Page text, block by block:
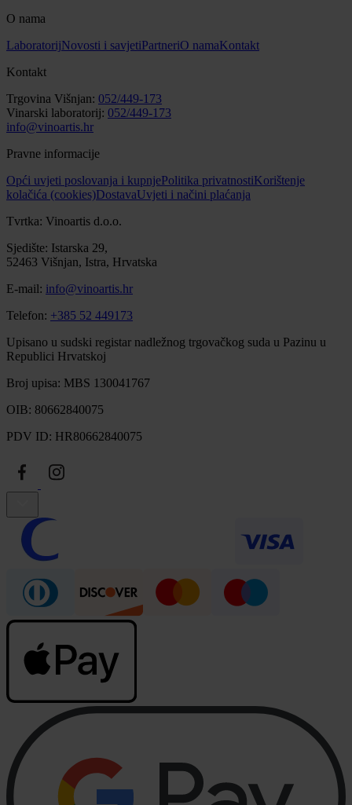
O nama
LaboratorijNovosti i savjetiPartneriO namaKontakt
Kontakt
Trgovina Višnjan: 052/449-173
Vinarski laboratorij: 052/449-173
info@vinoartis.hr
Pravne informacije
Opći uvjeti poslovanja i kupnjePolitika privatnostiKorištenje
kolačića (cookies)DostavaUvjeti i načini plaćanja
Tvrtka: Vinoartis d.o.o.
Sjedište: Istarska 29,
52463 Višnjan, Istra, Hrvatska
E-mail: info@vinoartis.hr
Telefon: +385 52 449173
Upisano u sudski registar nadležnog trgovačkog suda u Pazinu u
Republici Hrvatskoj
Broj upisa: MBS 130041767
OIB: 80662840075
PDV ID: HR80662840075